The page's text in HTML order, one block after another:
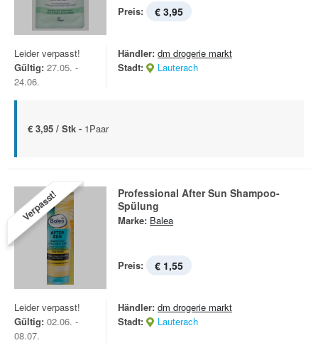
Preis: € 3,95
Leider verpasst!
Gültig: 27.05. -
24.06.
Händler: dm drogerie markt
Stadt:
Lauterach
€ 3,95 / Stk - 1Paar
Verpasst!
Professional After Sun Shampoo-
Spülung
Marke: Balea
Preis: € 1,55
Leider verpasst!
Gültig: 02.06. -
08.07.
Händler: dm drogerie markt
Stadt:
Lauterach